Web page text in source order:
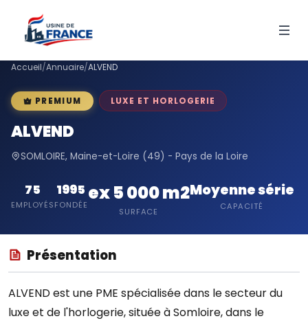
Accueil/Annuaire/ALVEND
PREMIUM LUXE ET HORLOGERIE
ALVEND
SOMLOIRE, Maine-et-Loire (49) - Pays de la Loire
75
EMPLOYÉS
1995
FONDÉE
ex 5 000 m2
SURFACE
Moyenne série
CAPACITÉ
Présentation
ALVEND est une PME spécialisée dans le secteur du
luxe et de l'horlogerie, située à Somloire, dans le